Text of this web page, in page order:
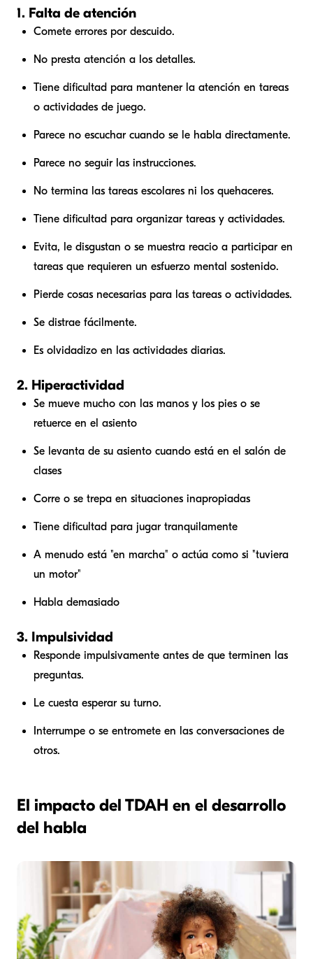
1. Falta de atención
Comete errores por descuido.
No presta atención a los detalles.
Tiene dificultad para mantener la atención en tareas
o actividades de juego.
Parece no escuchar cuando se le habla directamente.
Parece no seguir las instrucciones.
No termina las tareas escolares ni los quehaceres.
Tiene dificultad para organizar tareas y actividades.
Evita, le disgustan o se muestra reacio a participar en
tareas que requieren un esfuerzo mental sostenido.
Pierde cosas necesarias para las tareas o actividades.
Se distrae fácilmente.
Es olvidadizo en las actividades diarias.
2. Hiperactividad
Se mueve mucho con las manos y los pies o se
retuerce en el asiento
Se levanta de su asiento cuando está en el salón de
clases
Corre o se trepa en situaciones inapropiadas
Tiene dificultad para jugar tranquilamente
A menudo está "en marcha" o actúa como si "tuviera
un motor"
Habla demasiado
3. Impulsividad
Responde impulsivamente antes de que terminen las
preguntas.
Le cuesta esperar su turno.
Interrumpe o se entromete en las conversaciones de
otros.
El impacto del TDAH en el desarrollo
del habla